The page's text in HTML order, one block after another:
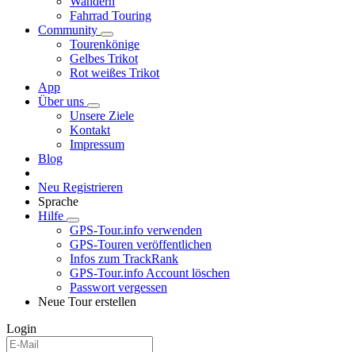
Fahrrad Touring
Community
Tourenkönige
Gelbes Trikot
Rot weißes Trikot
App
Über uns
Unsere Ziele
Kontakt
Impressum
Blog
Neu Registrieren
Sprache
Hilfe
GPS-Tour.info verwenden
GPS-Touren veröffentlichen
Infos zum TrackRank
GPS-Tour.info Account löschen
Passwort vergessen
Neue Tour erstellen
Login